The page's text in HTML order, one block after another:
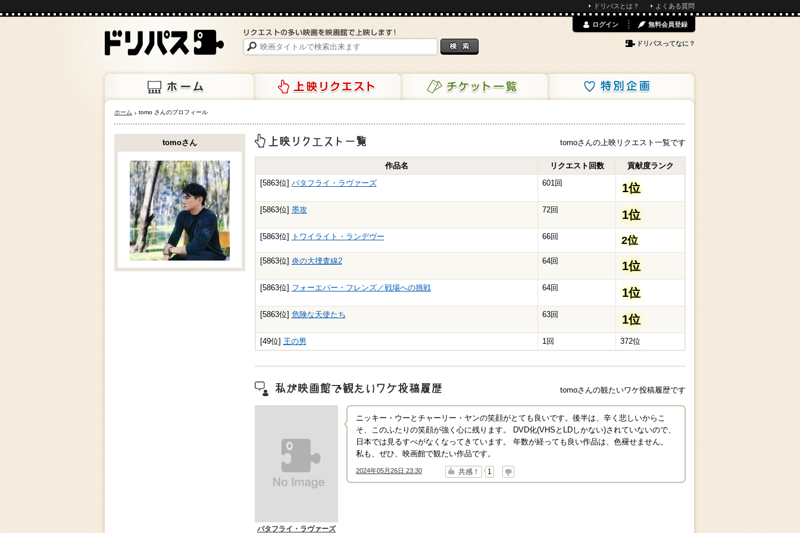
ドリパスとは？ よくある質問
ホーム 上映リクエスト チケット一覧 特別企画
ログイン 無料会員登録
ドリパスってなに？
ホーム tomo さんのプロフィール
上映リクエスト一覧
tomoさんの上映リクエスト一覧です
作品名 リクエスト回数
貢献度ランク
[5863位] バタフライ・ラヴァーズ 601回 1位
[5863位] 墨攻 72回 1位
[5863位] トワイライト・ランデヴー 66回 2位
[5863位] 炎の大捜査線2 64回 1位
[5863位] フォーエバー・フレンズ／戦場への挑戦 64回 1位
[5863位] 危険な天使たち 63回 1位
[49位] 王の男 1回 372位
"映画館で観たいワケ"投稿履歴
tomoさんの観たいワケ投稿履歴です
バタフライ・ラヴァーズ
ニッキー・ウーとチャーリー・ヤンの笑顔がとても良いです。後半は、辛く悲しいからこ
そ、このふたりの笑顔が強く心に残ります。 DVD化(VHSとLDしかない)されていないので、
日本では見るすべがなくなってきています。 年数が経っても良い作品は、色褪せません。
私も、ぜひ、映画館で観たい作品です。
2024年05月26日 23:30
↑ 共感！ 1
↓
tomoさん